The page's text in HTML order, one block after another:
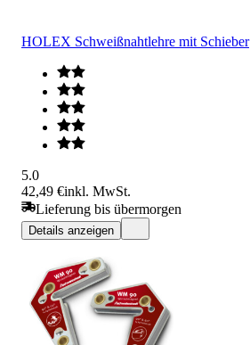
HOLEX Schweißnahtlehre mit Schieber
5.0
42,49 €inkl. MwSt.
Lieferung bis übermorgen
Details anzeigen